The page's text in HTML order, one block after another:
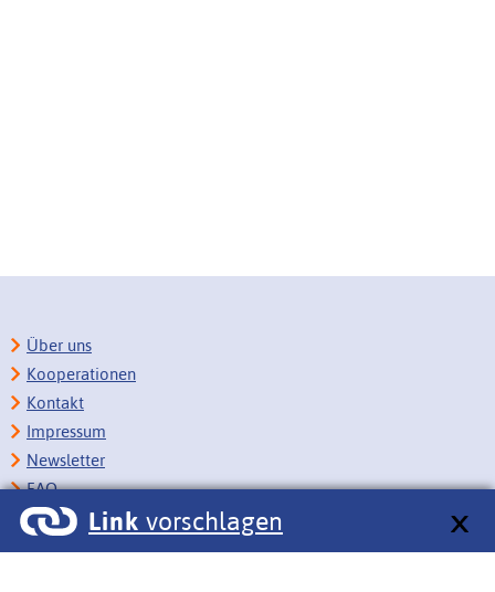
Link vorschlagen
Über uns
Kooperationen
Kontakt
Impressum
Newsletter
FAQ
Copyright